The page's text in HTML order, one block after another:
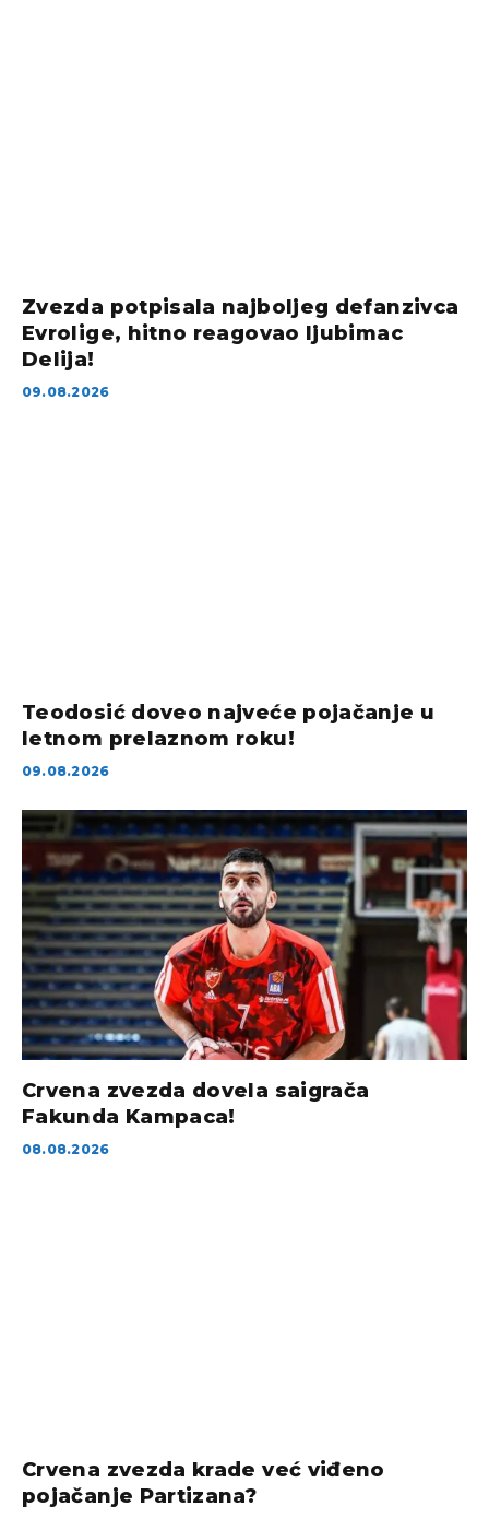
Zvezda potpisala najboljeg defanzivca
Evrolige, hitno reagovao ljubimac
Delija!
09.08.2026
Teodosić doveo najveće pojačanje u
letnom prelaznom roku!
09.08.2026
Crvena zvezda dovela saigrača
Fakunda Kampaca!
08.08.2026
Crvena zvezda krade već viđeno
pojačanje Partizana?